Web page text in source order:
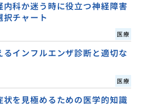
科か迷う時に役立つ神経障害
チャート
医療
るインフルエンザ診断と適切な
医療
状を見極めるための医学的知識